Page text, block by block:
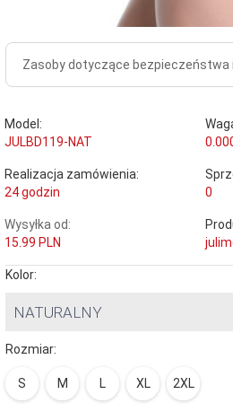
Zasoby dotyczące bezpieczeństwa
Model:
JULBD119-NAT
Realizacja zamówienia:
24 godzin
0
Wysyłka od:
15.99 PLN
Kolor:
NATURALNY
Rozmiar:
S M L XL 2XL